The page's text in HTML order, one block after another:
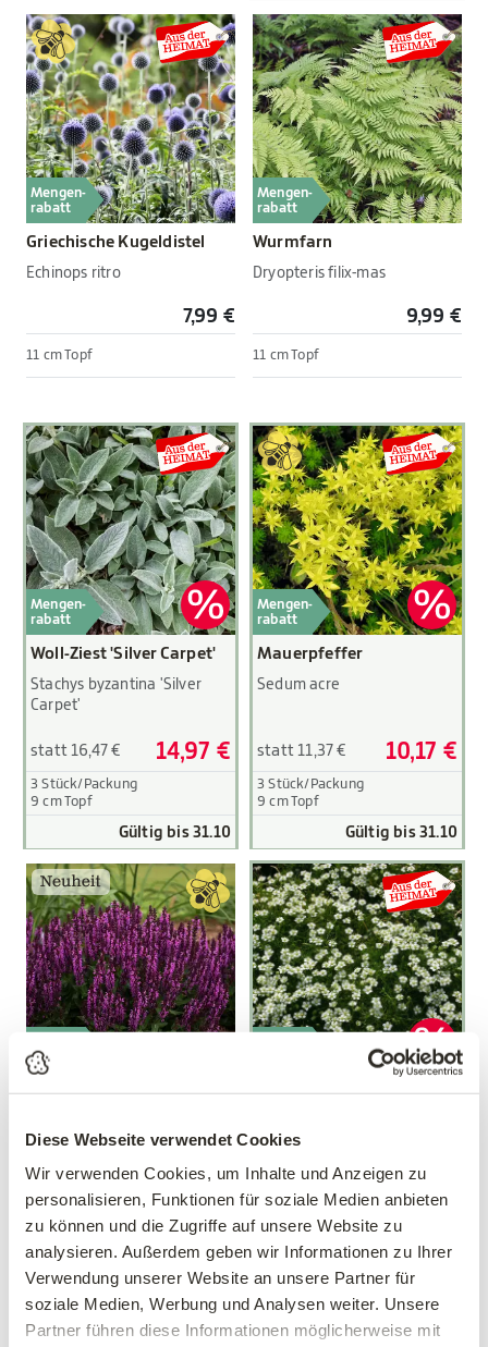
Diese Webseite verwendet Cookies
Wir verwenden Cookies, um Inhalte und Anzeigen zu
personalisieren, Funktionen für soziale Medien anbieten
zu können und die Zugriffe auf unsere Website zu
analysieren. Außerdem geben wir Informationen zu Ihrer
Verwendung unserer Website an unsere Partner für
soziale Medien, Werbung und Analysen weiter. Unsere
Partner führen diese Informationen möglicherweise mit
Mengen-
rabatt
Griechische Kugeldistel
Echinops ritro
7,99 €
11 cm Topf
Mengen-
rabatt
Wurmfarn
Dryopteris filix-mas
9,99 €
11 cm Topf
Mengen-
rabatt
Woll-Ziest 'Silver Carpet'
Stachys byzantina 'Silver
Carpet'
statt 16,47 € 14,97 €
3 Stück/Packung
9 cm Topf
Gültig bis 31.10
Mengen-
rabatt
Mauerpfeffer
Sedum acre
statt 11,37 € 10,17 €
3 Stück/Packung
9 cm Topf
Gültig bis 31.10
rabatt
Salbei 'Bumbleberry'®
'Bumbleberry'®
9,99 €
11 cm Topf
Sternmoos
statt 11,37 € 10,17 €
3 Stück/Packung
9 cm Topf